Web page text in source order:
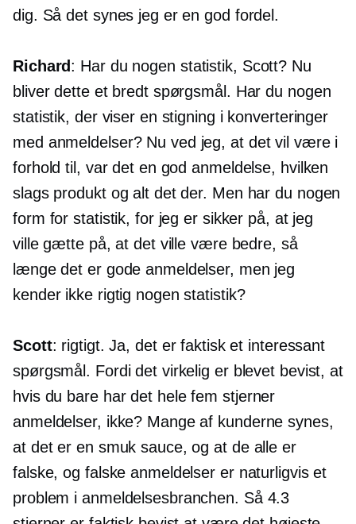
dig. Så det synes jeg er en god fordel.
Richard: Har du nogen statistik, Scott? Nu
bliver dette et bredt spørgsmål. Har du nogen
statistik, der viser en stigning i konverteringer
med anmeldelser? Nu ved jeg, at det vil være i
forhold til, var det en god anmeldelse, hvilken
slags produkt og alt det der. Men har du nogen
form for statistik, for jeg er sikker på, at jeg
ville gætte på, at det ville være bedre, så
længe det er gode anmeldelser, men jeg
kender ikke rigtig nogen statistik?
Scott: rigtigt. Ja, det er faktisk et interessant
spørgsmål. Fordi det virkelig er blevet bevist, at
hvis du bare har det helefem stjerner
anmeldelser, ikke? Mange af kunderne synes,
at det er en smuk sauce, og at de alle er
falske, og falske anmeldelser er naturligvis et
problem i anmeldelsesbranchen. Så 4.3